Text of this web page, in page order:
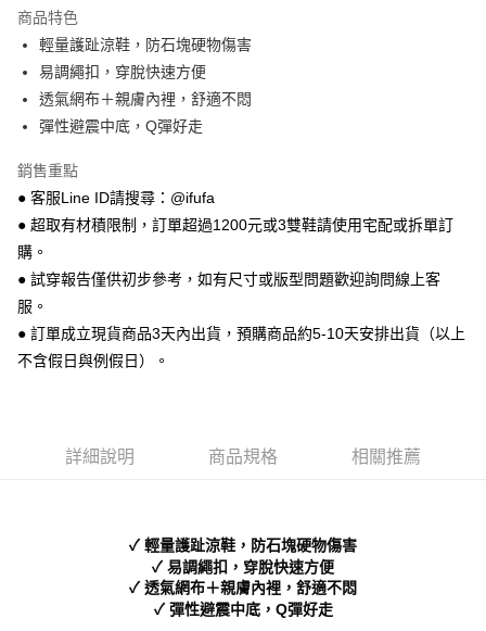
悠遊付
Google Pay
全盈+PAY
相關說明
【關於「AFTEE先享後付」】
AFTEE先享後付是「在收到商品之後才付款」的支付方式。 讓您購物簡單
１．簡單：不需註冊會員、不需綁卡、不需儲值。
２．便利：只要手機號碼，簡訊認證，即可結帳。
３．安心：先確認商品／服務後，再付款。
【「AFTEE先享後付」結帳流程】
１．於結帳方式選擇「AFTEE先享後付」後，將跳轉至「AFTEE先享後付」
※ 請注意：結帳手續完成當下不需立刻繳費，但若您需要取消訂單，請聯絡
https://netprotections.freshdesk.com/support/home
１．透過由恩沛科技股份有限公司提供之「AFTEE先享後付」服務完成之交
ATM付款
運送方式
全家 取貨付款
每筆NT$70，滿NT$999(含以上)免運費
付款後 全家取貨
每筆NT$70，滿NT$999(含以上)免運費
每筆NT$90，滿NT$999(含以上)免運費
商品特色
輕量護趾涼鞋，防石塊硬物傷害
易調繩扣，穿脫快速方便
透氣網布＋親膚內裡，舒適不悶
彈性避震中底，Q彈好走
銷售重點
● 客服Line ID請搜尋：@ifufa
● 超取有材積限制，訂單超過1200元或3雙鞋請使用宅配或拆單訂
購。
● 試穿報告僅供初步參考，如有尺寸或版型問題歡迎詢問線上客
服。
● 訂單成立現貨商品3天內出貨，預購商品約5-10天安排出貨（以上
不含假日與例假日）。
詳細說明 商品規格 相關推薦
✓ 輕量護趾涼鞋，防石塊硬物傷害
✓ 易調繩扣，穿脫快速方便
✓ 透氣網布＋親膚內裡，舒適不悶
✓ 彈性避震中底，Q彈好走